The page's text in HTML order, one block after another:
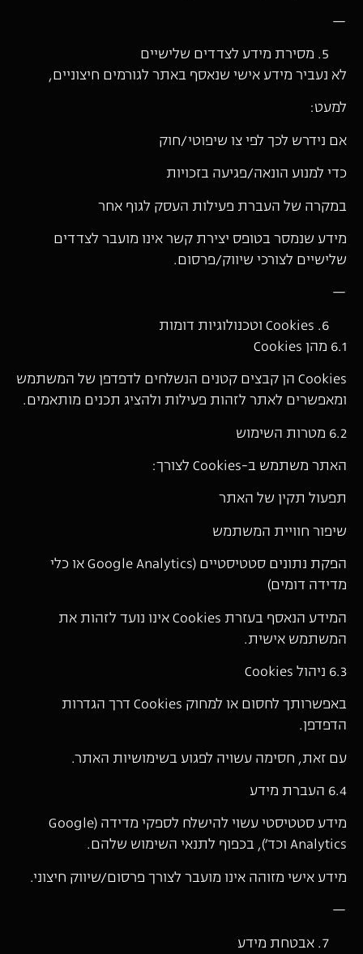
—
מסירת מידע לצדדים שלישיים
לא נעביר מידע אישי שנאסף באתר לגורמים חיצוניים,
למעט:
אם נידרש לכך לפי צו שיפוטי/חוק
כדי למנוע הונאה/פגיעה בזכויות
במקרה של העברת פעילות העסק לגוף אחר
מידע שנמסר בטופס יצירת קשר אינו מועבר לצדדים
שלישיים לצורכי שיווק/פרסום.
—
Cookies וטכנולוגיות דומות
6.1 מהן Cookies
Cookies הן קבצים קטנים הנשלחים לדפדפן של המשתמש
ומאפשרים לאתר לזהות פעילות ולהציג תכנים מותאמים.
6.2 מטרות השימוש
האתר משתמש ב-Cookies לצורך:
תפעול תקין של האתר
שיפור חוויית המשתמש
הפקת נתונים סטטיסטיים (Google Analytics או כלי
מדידה דומים)
המידע הנאסף בעזרת Cookies אינו נועד לזהות את
המשתמש אישית.
6.3 ניהול Cookies
באפשרותך לחסום או למחוק Cookies דרך הגדרות
הדפדפן.
עם זאת, חסימה עשויה לפגוע בשימושיות האתר.
6.4 העברת מידע
מידע סטטיסטי עשוי להישלח לספקי מדידה (Google
Analytics וכד׳), בכפוף לתנאי השימוש שלהם.
מידע אישי מזוהה אינו מועבר לצורך פרסום/שיווק חיצוני.
—
אבטחת מידע